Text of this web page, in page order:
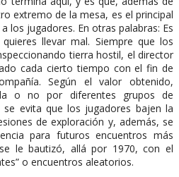
extremo de la mesa, es el principal
los jugadores. En otras palabras: Es
llevar mal. Siempre que los
tierra hostil, el director
cada cierto tiempo con el fin de
Según el valor obtenido,
o no por diferentes grupos de
evita que los jugadores bajen la
de exploración y, además, se
para futuros encuentros más
le bautizó, allá por 1970, con el
o encuentros aleatorios.